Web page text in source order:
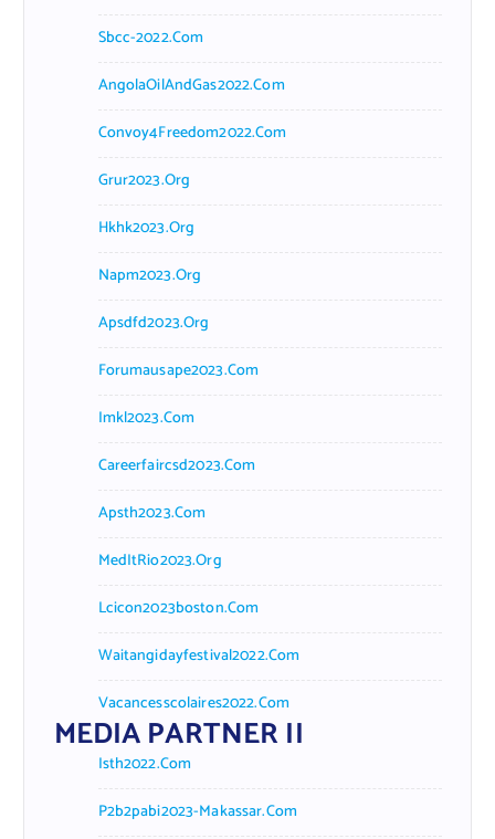
Sbcc-2022.com
AngolaOilAndGas2022.com
Convoy4Freedom2022.com
Grur2023.org
Hkhk2023.org
Napm2023.org
Apsdfd2023.org
Forumausape2023.com
Imkl2023.com
Careerfaircsd2023.com
Apsth2023.com
MedItRio2023.org
Lcicon2023boston.com
Waitangidayfestival2022.com
Vacancesscolaires2022.com
MEDIA PARTNER II
Isth2022.com
P2b2pabi2023-Makassar.com